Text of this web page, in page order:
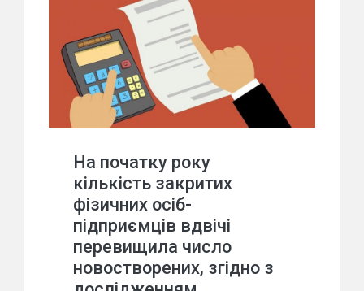
На початку року
кількість закритих
фізичних осіб-
підприємців вдвічі
перевищила число
новостворених, згідно з